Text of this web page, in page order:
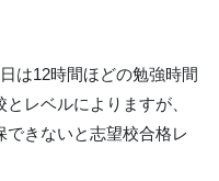
は12時間ほどの勉強時間
レベルによりますが、
きないと志望校合格レ